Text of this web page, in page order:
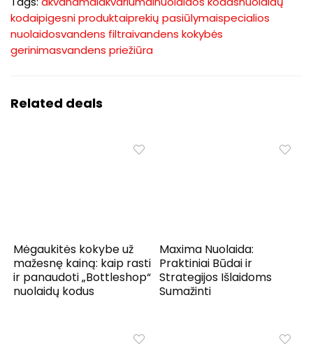
kodaipigesni produktaiprekių pasiūlymaispecialios
nuolaidosvandens filtraivandens kokybės
gerinimasvandens priežiūra
Related deals
Mėgaukitės kokybe už
mažesnę kainą: kaip rasti
ir panaudoti „Bottleshop“
nuolaidų kodus
Maxima Nuolaida:
Praktiniai Būdai ir
Strategijos Išlaidoms
Sumažinti